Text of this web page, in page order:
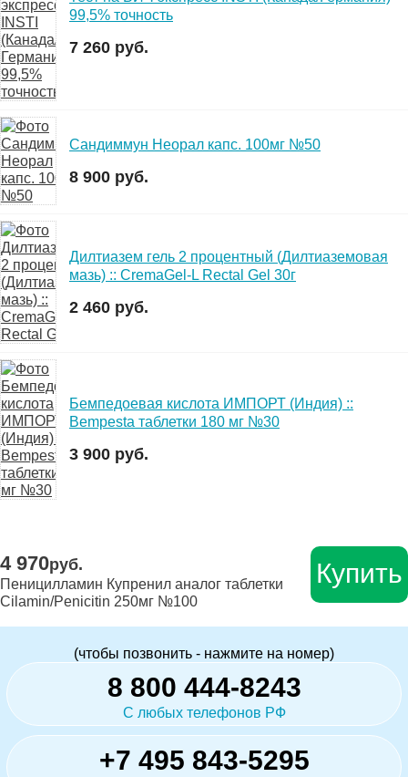
99,5% точность
7 260 руб.
Сандиммун Неорал капс. 100мг №50
8 900 руб.
Дилтиазем гель 2 процентный (Дилтиаземовая
мазь) :: CremaGel-L Rectal Gel 30г
2 460 руб.
Бемпедоевая кислота ИМПОРТ (Индия) ::
Bempesta таблетки 180 мг №30
3 900 руб.
4 970руб.
Пеницилламин Купренил аналог таблетки
Cilamin/Penicitin 250мг №100
Купить
(чтобы позвонить - нажмите на номер)
8 800 444-8243
С любых телефонов РФ
+7 495 843-5295